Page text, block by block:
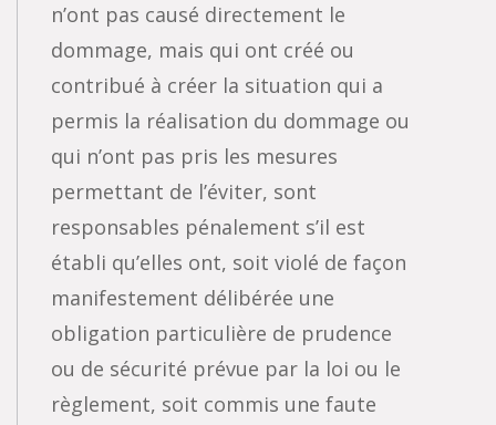
n’ont pas causé directement le
dommage, mais qui ont créé ou
contribué à créer la situation qui a
permis la réalisation du dommage ou
qui n’ont pas pris les mesures
permettant de l’éviter, sont
responsables pénalement s’il est
établi qu’elles ont, soit violé de façon
manifestement délibérée une
obligation particulière de prudence
ou de sécurité prévue par la loi ou le
règlement, soit commis une faute